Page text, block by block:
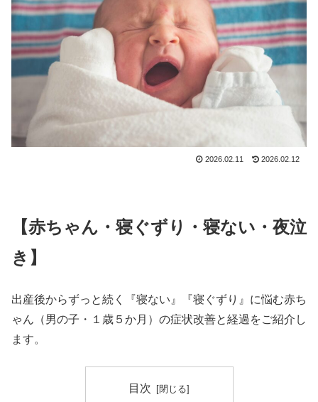
2026.02.11 2026.02.12
【赤ちゃん・寝ぐずり・寝ない・夜泣
き】
出産後からずっと続く『寝ない』『寝ぐずり』に悩む赤ち
ゃん（男の子・１歳５か月）の症状改善と経過をご紹介し
ます。
目次